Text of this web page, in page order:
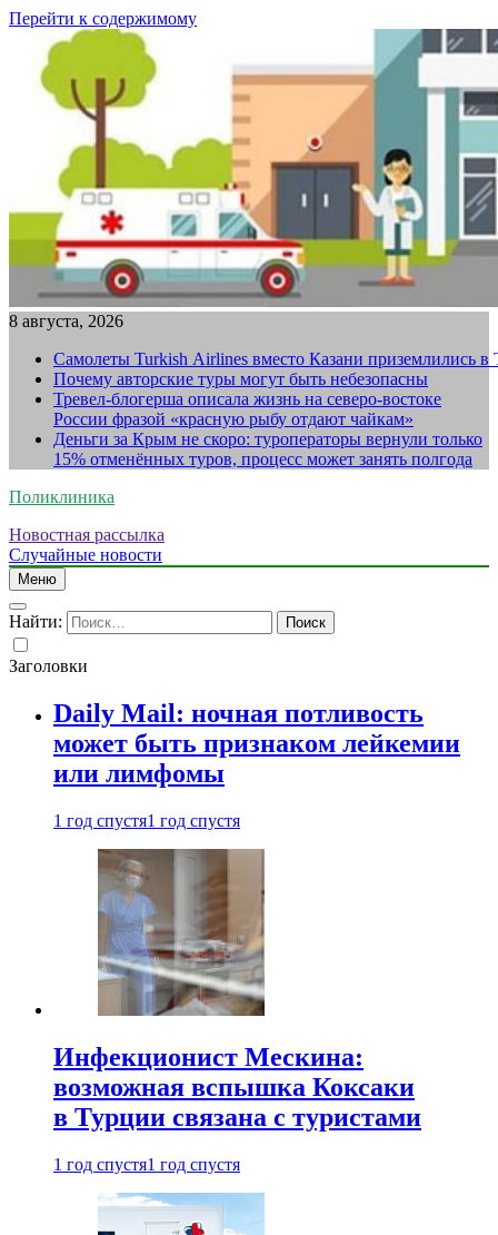
Перейти к содержимому
8 августа, 2026
Самолеты Turkish Airlines вместо Казани приземлились в
Почему авторские туры могут быть небезопасны
Тревел-блогерша описала жизнь на северо-востоке
России фразой «красную рыбу отдают чайкам»
Деньги за Крым не скоро: туроператоры вернули только
15% отменённых туров, процесс может занять полгода
Поликлиника
Новостная рассылка
Случайные новости
Меню
Найти:
Заголовки
Daily Mail: ночная потливость
может быть признаком лейкемии
или лимфомы
1 год спустя1 год спустя
Инфекционист Мескина:
возможная вспышка Коксаки
в Турции связана с туристами
1 год спустя1 год спустя